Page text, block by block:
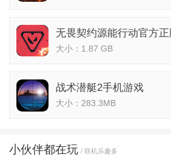
无畏契约源能行动官方正
大小：1.87 GB
战术潜艇2手机游戏
大小：283.3MB
小伙伴都在玩 / 联机乐趣多